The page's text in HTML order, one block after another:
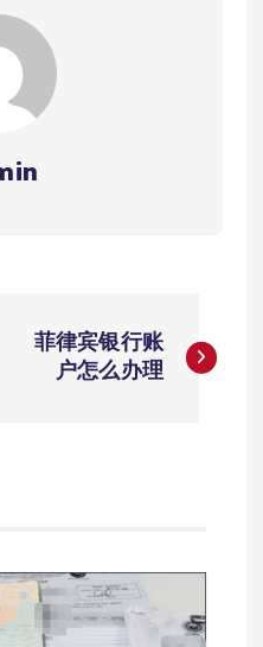
菲律宾银行账
户怎么办理